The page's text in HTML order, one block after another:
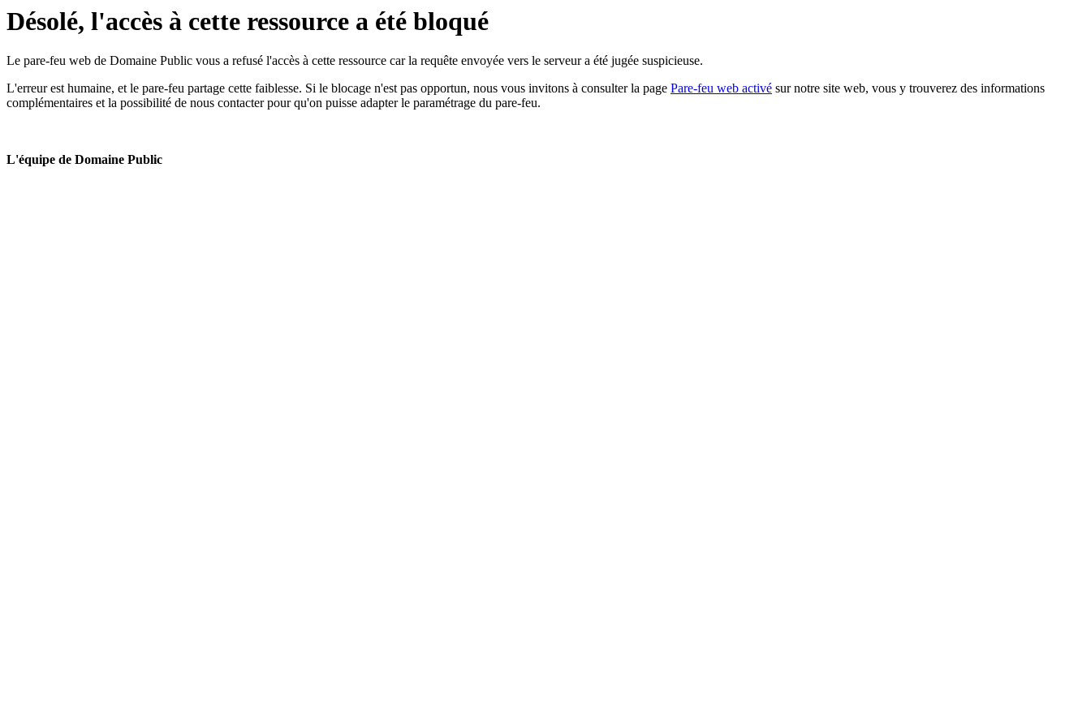
Désolé, l'accès à cette ressource a été bloqué
Le pare-feu web de Domaine Public vous a refusé l'accès à cette ressource car la requête envoyée vers le serveur a été jugée suspicieuse.
L'erreur est humaine, et le pare-feu partage cette faiblesse. Si le blocage n'est pas opportun, nous vous invitons à consulter la page Pare-feu web activé sur notre site web, vous y trouverez des informations
complémentaires et la possibilité de nous contacter pour qu'on puisse adapter le paramétrage du pare-feu.
L'équipe de Domaine Public